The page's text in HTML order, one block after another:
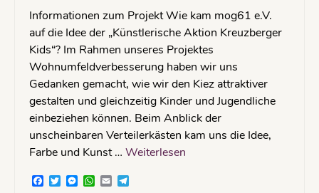
Informationen zum Projekt Wie kam mog61 e.V.
auf die Idee der „Künstlerische Aktion Kreuzberger
Kids“? Im Rahmen unseres Projektes
Wohnumfeldverbesserung haben wir uns
Gedanken gemacht, wie wir den Kiez attraktiver
gestalten und gleichzeitig Kinder und Jugendliche
einbeziehen können. Beim Anblick der
unscheinbaren Verteilerkästen kam uns die Idee,
Farbe und Kunst … Weiterlesen
Facebook
TwitterMessenger
WhatsApp
Email